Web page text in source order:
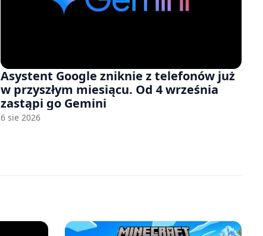
Asystent Google zniknie z telefonów już
w przyszłym miesiącu. Od 4 września
zastąpi go Gemini
6 sie 2026